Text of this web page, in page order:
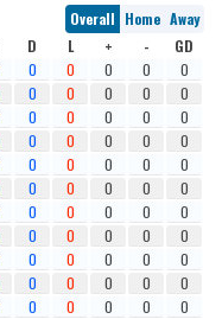
Overall Home Away
D L + -
GD
0 0 0 0
0
0 0 0 0
0
0 0 0 0
0
0 0 0 0
0
0 0 0 0
0
0 0 0 0
0
0 0 0 0
0
0 0 0 0
0
0 0 0 0
0
0 0 0 0
0
0 0 0 0
0